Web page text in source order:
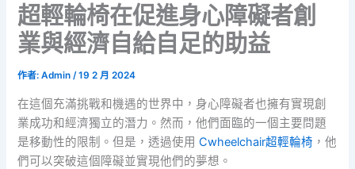
超輕輪椅在促進身心障礙者創
業與經濟自給自足的助益
作者:Admin/19 2 月 2024
在這個充滿挑戰和機遇的世界中，身心障礙者也擁有實現創
業成功和經濟獨立的潛力。然而，他們面臨的一個主要問題
是移動性的限制。但是，透過使用Cwheelchair超輕輪椅 ，他
們可以突破這個障礙並實現他們的夢想。